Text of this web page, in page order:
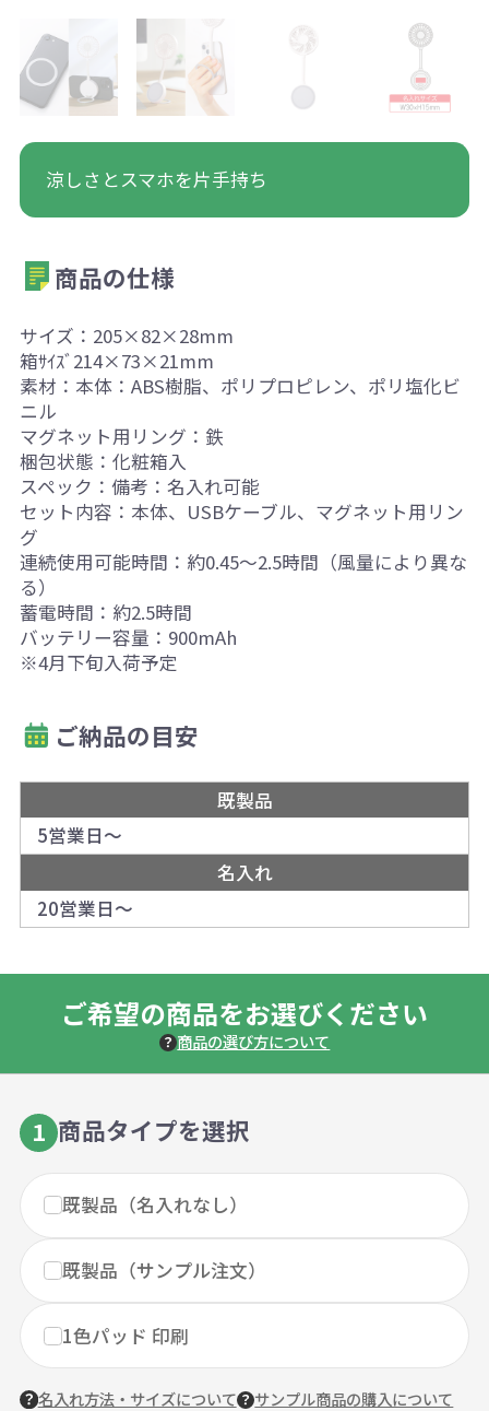
涼しさとスマホを片手持ち
商品の仕様
サイズ：205×82×28mm
箱ｻｲｽﾞ214×73×21mm
素材：本体：ABS樹脂、ポリプロピレン、ポリ塩化ビ
ニル
マグネット用リング：鉄
梱包状態：化粧箱入
スペック：備考：名入れ可能
セット内容：本体、USBケーブル、マグネット用リン
グ
連続使用可能時間：約0.45～2.5時間（風量により異な
る）
蓄電時間：約2.5時間
バッテリー容量：900mAh
※4月下旬入荷予定
ご納品の目安
既製品
5営業日～
名入れ
20営業日～
ご希望の商品をお選びください
商品の選び方について
1 商品タイプを選択
既製品（名入れなし）
既製品（サンプル注文）
1色パッド 印刷
名入れ方法・サイズについて サンプル商品の購入について